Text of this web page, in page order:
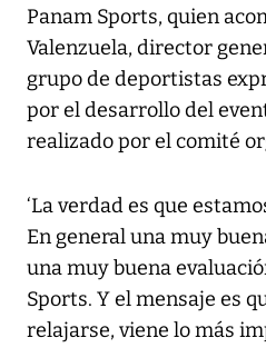
Panam Sports, quien
Valenzuela, director
grupo de deportistas
por el desarrollo del
realizado por el comité
‘La verdad es que
En general una muy
una muy buena
Sports. Y el mensaje es
relajarse, viene lo más